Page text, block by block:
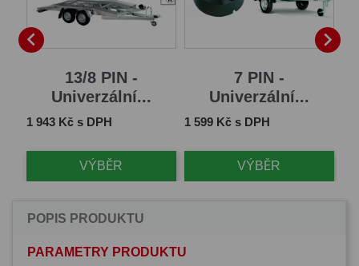

13/8 PIN -
Univerzální...
Cena
1 943 Kč s DPH
VÝBĚR
7 PIN -
Univerzální...
Cena
1 599 Kč s DPH
VÝBĚR

POPIS PRODUKTU
PARAMETRY PRODUKTU